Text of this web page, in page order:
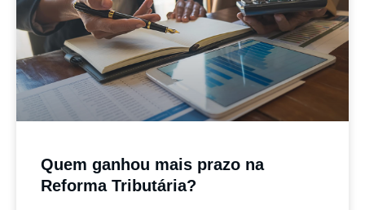
Quem ganhou mais prazo na
Reforma Tributária?